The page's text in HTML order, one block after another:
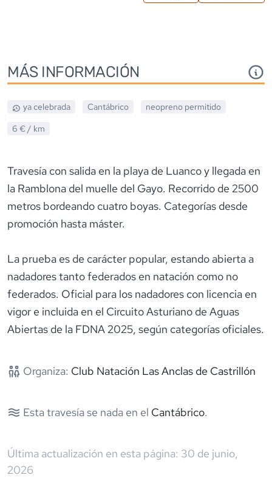
MÁS INFORMACIÓN
ya celebrada Cantábrico neopreno permitido
6 € / km
Travesía con salida en la playa de Luanco y llegada en
la Ramblona del muelle del Gayo. Recorrido de 2500
metros bordeando cuatro boyas. Categorías desde
promoción hasta máster.
La prueba es de carácter popular, estando abierta a
nadadores tanto federados en natación como no
federados. Oficial para los nadadores con licencia en
vigor e incluida en el Circuito Asturiano de Aguas
Abiertas de la FDNA 2025, según categorías oficiales.
Organiza: Club Natación Las Anclas de Castrillón
Esta travesía se nada en el Cantábrico.
Última actualización en esta página: 30 de junio,
2026